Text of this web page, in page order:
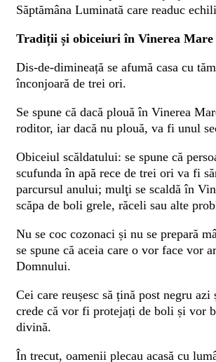
Săptămâna Luminată care readuc
Tradiții și obiceiuri în Vinerea Mare
Dis-de-dimineață se afumă casa cu
înconjoară de trei ori.
Se spune că dacă plouă în Vinerea
roditor, iar dacă nu plouă, va fi unul
Obiceiul scăldatului: se spune că
scufunda în apă rece de trei ori va fi
parcursul anului; mulţi se scaldă în
scăpa de boli grele, răceli sau alte
Nu se coc cozonaci și nu se prepară
se spune că aceia care o vor face vor
Domnului.
Cei care reușesc să țină post negru azi
crede că vor fi protejați de boli și vor
divină.
În trecut, oamenii plecau acasă cu